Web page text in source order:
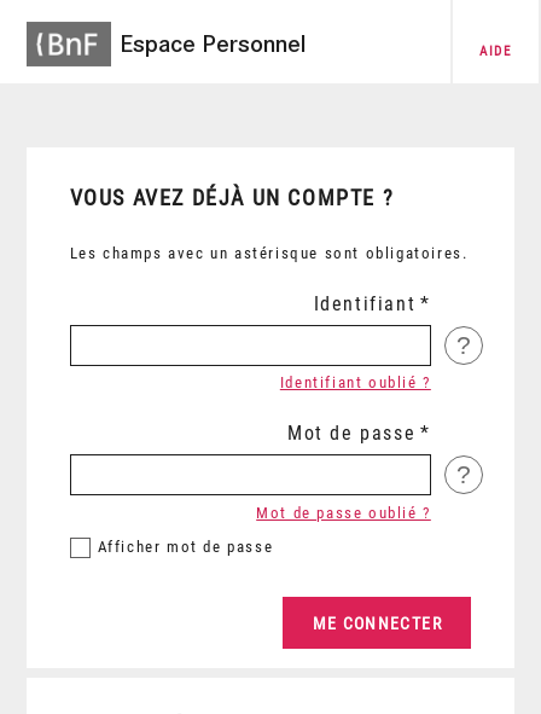
Espace Personnel AIDE
VOUS AVEZ DÉJÀ UN COMPTE ?
Les champs avec un astérisque sont obligatoires.
Identifiant
?
Identifiant oublié ?
Mot de passe
?
Afficher mot de passe
Mot de passe oublié ?